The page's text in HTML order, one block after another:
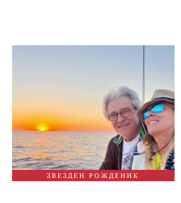
ЗВЕЗДЕН РОЖДЕНИК